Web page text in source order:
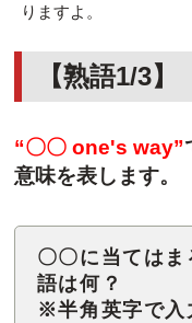
りますよ。
【熟語1/3】
“〇〇 one's way”
意味を表します。
〇〇に当ては
語は何？
※半角英字で入